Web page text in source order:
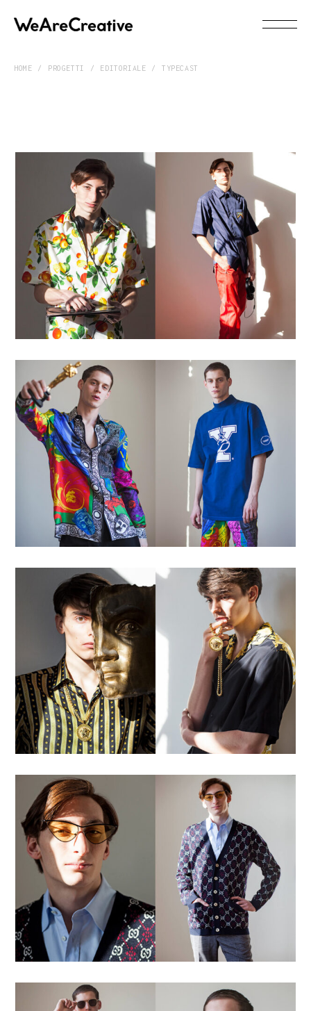
HOME PROGETTI EDITORIALE TYPECAST